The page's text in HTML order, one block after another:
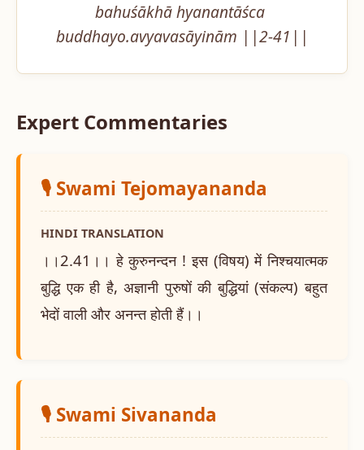
bahuśākhā hyanantāśca
buddhayo.avyavasāyinām ||2-41||
Expert Commentaries
🎙️ Swami Tejomayananda
HINDI TRANSLATION
।।2.41।। हे कुरुनन्दन ! इस (विषय) में निश्चयात्मक
बुद्धि एक ही है, अज्ञानी पुरुषों की बुद्धियां (संकल्प) बहुत
भेदों वाली और अनन्त होती हैं।।
🎙️ Swami Sivananda